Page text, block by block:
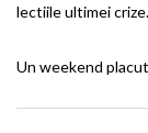
lectiile ultimei
Un weekend